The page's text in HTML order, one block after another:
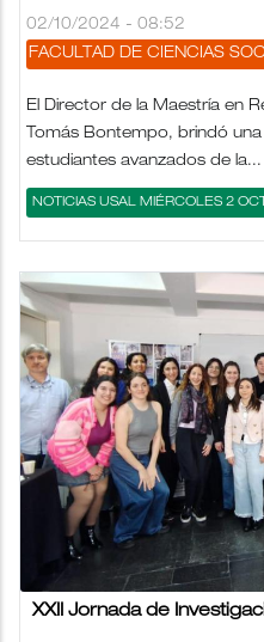
02/10/2024 - 08:52
FACULTAD DE CIENCIAS
El Director de la Maestría en
Tomás Bontempo, brindó
estudiantes avanzados de la...
NOTICIAS USAL MIÉRCOLES 2
XXII Jornada de